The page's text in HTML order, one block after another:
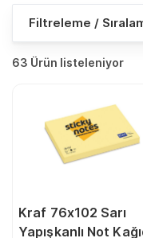
Filtreleme /
63 Ürün listeleniyor
Kraf 76x102 Sarı
Yapışkanlı Not